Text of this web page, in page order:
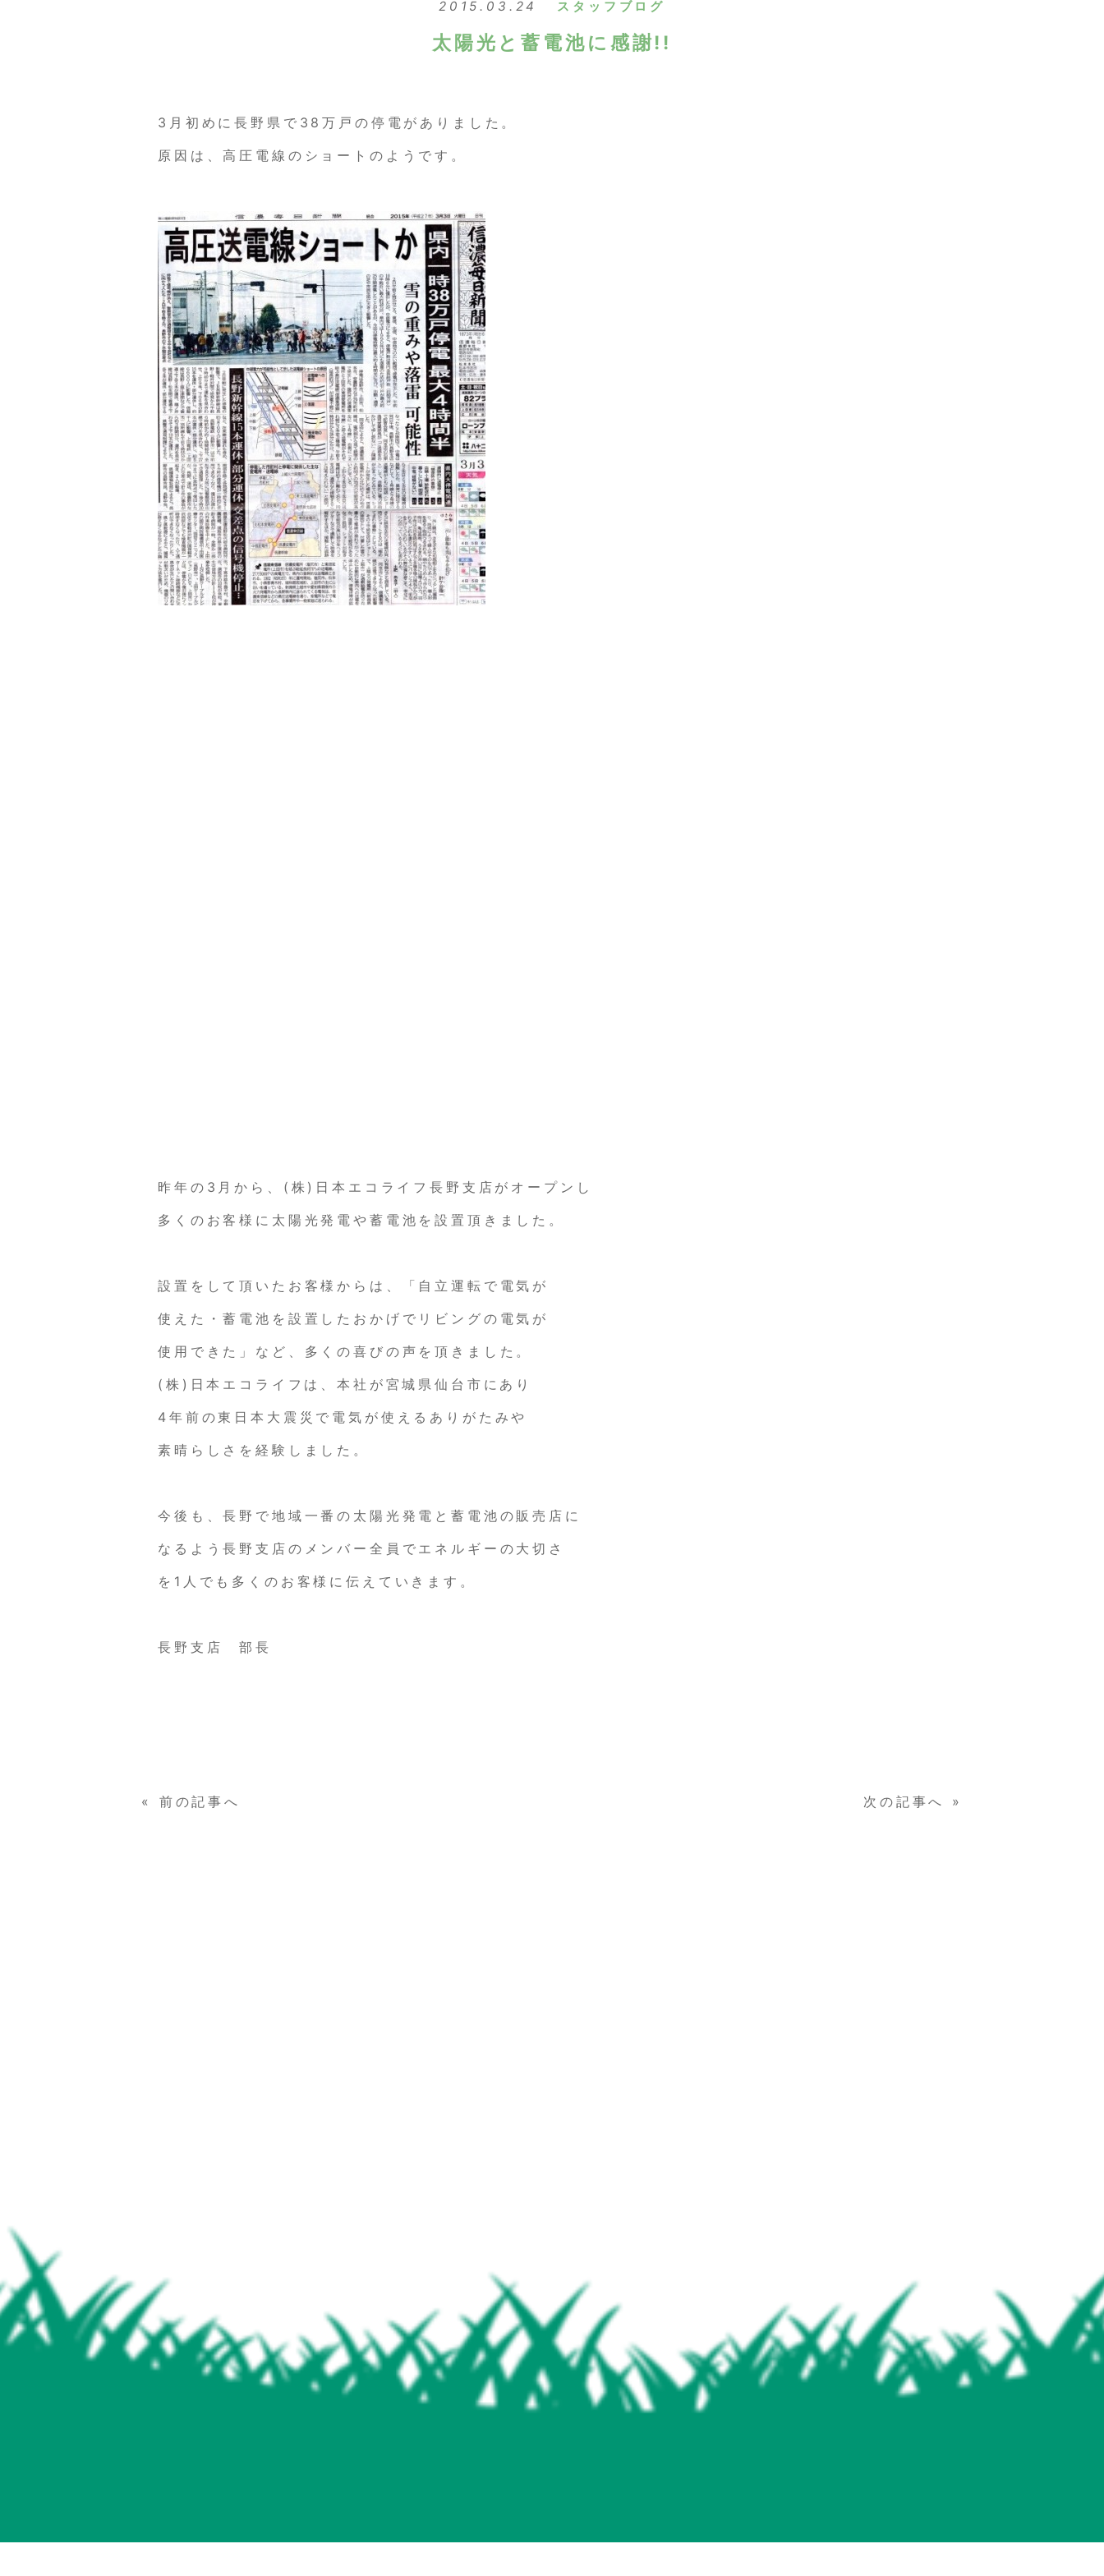
2015.03.24 スタッフブログ
太陽光と蓄電池に感謝!!
3月初めに長野県で38万戸の停電がありました。
原因は、高圧電線のショートのようです。
昨年の3月から、(株)日本エコライフ長野支店がオープンし
多くのお客様に太陽光発電や蓄電池を設置頂きました。
設置をして頂いたお客様からは、「自立運転で電気が
使えた・蓄電池を設置したおかげでリビングの電気が
使用できた」など、多くの喜びの声を頂きました。
(株)日本エコライフは、本社が宮城県仙台市にあり
4年前の東日本大震災で電気が使えるありがたみや
素晴らしさを経験しました。
今後も、長野で地域一番の太陽光発電と蓄電池の販売店に
なるよう長野支店のメンバー全員でエネルギーの大切さ
を1人でも多くのお客様に伝えていきます。
長野支店 部長
« 前の記事へ 次の記事へ »